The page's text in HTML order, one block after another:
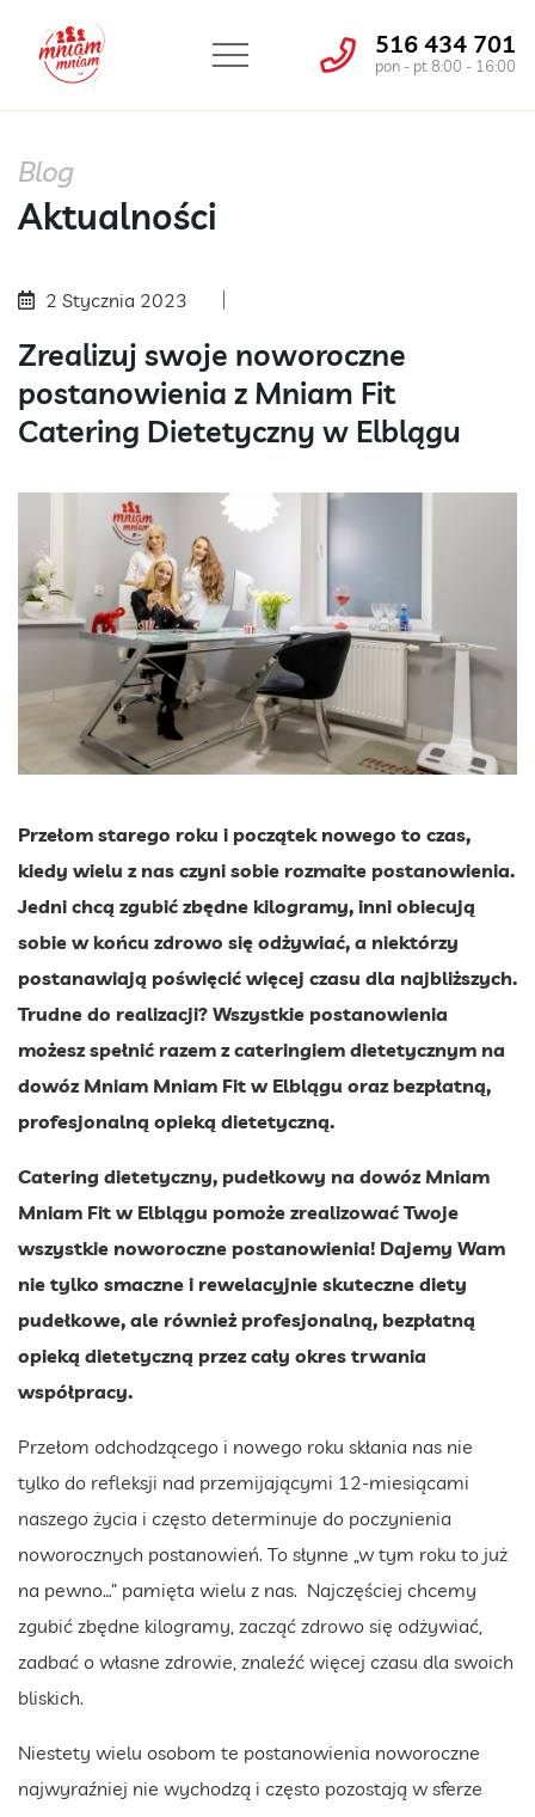
516 434 701
pon - pt 8:00 - 16:00
Blog
Aktualności
2 Stycznia 2023
Zrealizuj swoje noworoczne
postanowienia z Mniam Fit
Catering Dietetyczny w Elblągu
Przełom starego roku i początek nowego to czas,
kiedy wielu z nas czyni sobie rozmaite postanowienia.
Jedni chcą zgubić zbędne kilogramy, inni obiecują
sobie w końcu zdrowo się odżywiać, a niektórzy
postanawiają poświęcić więcej czasu dla najbliższych.
Trudne do realizacji? Wszystkie postanowienia
możesz spełnić razem z cateringiem dietetycznym na
dowóz Mniam Mniam Fit w Elblągu oraz bezpłatną,
profesjonalną opieką dietetyczną.
Catering dietetyczny, pudełkowy na dowóz Mniam
Mniam Fit w Elblągu pomoże zrealizować Twoje
wszystkie noworoczne postanowienia! Dajemy Wam
nie tylko smaczne i rewelacyjnie skuteczne diety
pudełkowe, ale również profesjonalną, bezpłatną
opieką dietetyczną przez cały okres trwania
współpracy.
Przełom odchodzącego i nowego roku skłania nas nie
tylko do refleksji nad przemijającymi 12-miesiącami
naszego życia i często determinuje do poczynienia
noworocznych postanowień. To słynne „w tym roku to już
na pewno…” pamięta wielu z nas. Najczęściej chcemy
zgubić zbędne kilogramy, zacząć zdrowo się odżywiać,
zadbać o własne zdrowie, znaleźć więcej czasu dla swoich
bliskich.
Niestety wielu osobom te postanowienia noworoczne
najwyraźniej nie wychodzą i często pozostają w sferze